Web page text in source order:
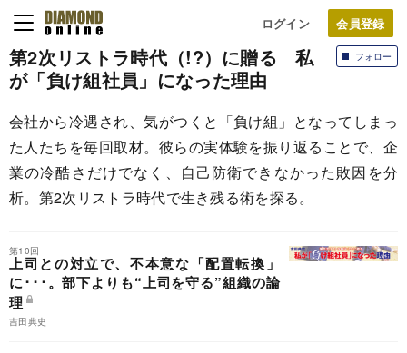
ログイン
フォロー
第2次リストラ時代（!?）に贈る 私
が「負け組社員」になった理由
会社から冷遇され、気がつくと「負け組」となってしまっ
た人たちを毎回取材。彼らの実体験を振り返ることで、企
業の冷酷さだけでなく、自己防衛できなかった敗因を分
析。第2次リストラ時代で生き残る術を探る。
第10回
上司との対立で、不本意な「配置転換」
に･･･。部下よりも“上司を守る”組織の論
理
吉田典史